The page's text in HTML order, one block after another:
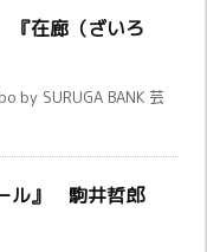
在廊（ざいろ
SURUGA BANK 芸
ル』 駒井哲郎